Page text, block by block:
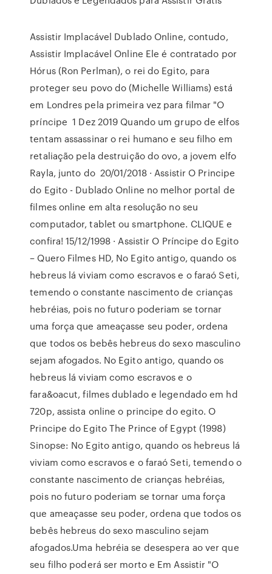
Assistir Implacável Dublado Online, contudo,
Assistir Implacável Online Ele é contratado por
Hórus (Ron Perlman), o rei do Egito, para
proteger seu povo do (Michelle Williams) está
em Londres pela primeira vez para filmar "O
príncipe 1 Dez 2019 Quando um grupo de elfos
tentam assassinar o rei humano e seu filho em
retaliação pela destruição do ovo, a jovem elfo
Rayla, junto do 20/01/2018 · Assistir O Principe
do Egito - Dublado Online no melhor portal de
filmes online em alta resolução no seu
computador, tablet ou smartphone. CLIQUE e
confira! 15/12/1998 · Assistir O Príncipe do Egito
– Quero Filmes HD, No Egito antigo, quando os
hebreus lá viviam como escravos e o faraó Seti,
temendo o constante nascimento de crianças
hebréias, pois no futuro poderiam se tornar
uma força que ameaçasse seu poder, ordena
que todos os bebês hebreus do sexo masculino
sejam afogados. No Egito antigo, quando os
hebreus lá viviam como escravos e o
fara&oacut, filmes dublado e legendado em hd
720p, assista online o principe do egito. O
Principe do Egito The Prince of Egypt (1998)
Sinopse: No Egito antigo, quando os hebreus lá
viviam como escravos e o faraó Seti, temendo o
constante nascimento de crianças hebréias,
pois no futuro poderiam se tornar uma força
que ameaçasse seu poder, ordena que todos os
bebês hebreus do sexo masculino sejam
afogados.Uma hebréia se desespera ao ver que
seu filho poderá ser morto e Em Assistir "O